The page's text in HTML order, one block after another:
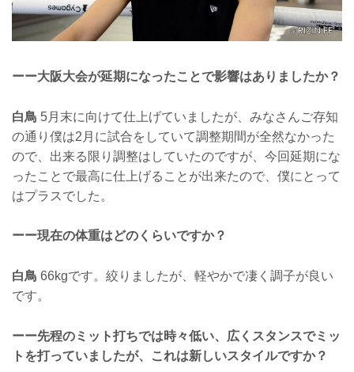
ーー大阪大会が延期になったことで影響はありましたか？
白鳥 5月末に向けて仕上げていましたが、みなさんご存知
の通り僕は2月に試合をしていて調整期間が全然なかった
ので、出来る限り調整はしていたのですが、今回延期にな
ったことで最高に仕上げることが出来たので、僕にとって
はプラスでした。
ーー現在の体重はどのくらいですか？
白鳥 66kgです。絞りましたが、軽やかで凄く調子が良い
です。
ーー先程のミット打ちでは時々低い、広くスタンスでミッ
トを打っていましたが、これは新しいスタイルですか？